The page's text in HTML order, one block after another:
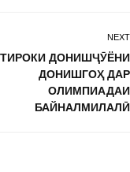
NEXT
ДОНИШҶӮЁНИ
ДОНИШГОҲ ДАР
ОЛИМПИАДАИ
БАЙНАЛМИЛАЛӢ